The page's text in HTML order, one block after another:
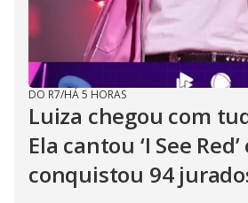
DO R7/HÁ 5 HORAS
Luiza chegou com
Ela cantou ‘I See Red’
conquistou 94